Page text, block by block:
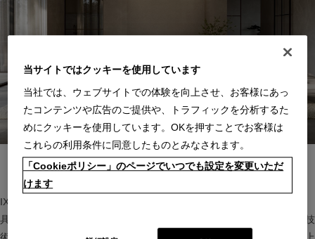
IXC（イクスシー）は、”Emotional Minimalism”を掲げるグローバル家
具ブランド。ヨーロッパの家具文化と日本の美意識を融合し、素材や技
術を活かした持続可能で洗練されたインテリアを提案。長く愛される上
当サイトではクッキーを使用しています
当社では、ウェブサイトでの体験を向上させ、お客様にあっ
たコンテンツや広告のご提供や、トラフィックを分析するた
めにクッキーを使用しています。OKを押すことでお客様は
これらの利用条件に同意したものとみなされます。
「Cookieポリシー」のページでいつでも設定を変更いただ
けます